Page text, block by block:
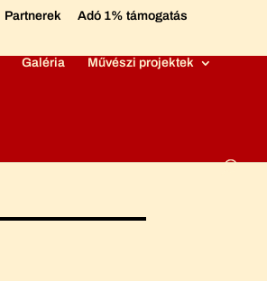
Partnerek
Adó 1% támogatás
Galéria Művészi projektek